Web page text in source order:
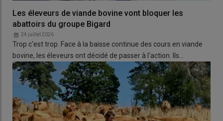
négocier », conclutSébastien
Ramade.
À lire aussi :Comment il y a 70 ans, l'AOC a sauvé
le saint-nectaire de la disparition ?
Les éleveurs de viande bovine vont bloquer les
abattoirs du groupe Bigard
24 juillet 2026
Trop c'est trop. Face à la baisse continue des cours en viande
bovine, les éleveurs ont décidé de passer à l'action. Ils…